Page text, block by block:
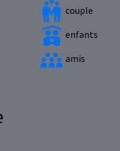
couple
enfants
amis